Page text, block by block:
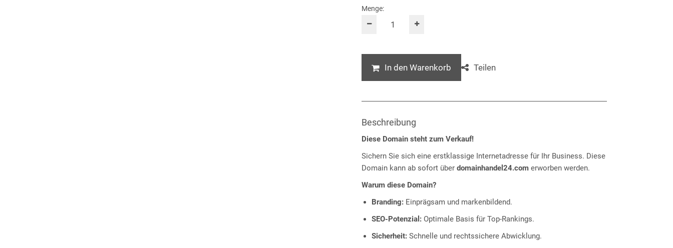
Menge:
In den Warenkorb Teilen
Beschreibung
Diese Domain steht zum Verkauf!
Sichern Sie sich eine erstklassige Internetadresse für Ihr Business. Diese
Domain kann ab sofort über domainhandel24.com erworben werden.
Warum diese Domain?
Branding: Einprägsam und markenbildend.
SEO-Potenzial: Optimale Basis für Top-Rankings.
Sicherheit: Schnelle und rechtssichere Abwicklung.